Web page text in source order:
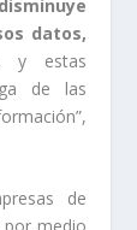
datos,
y estas
de las
de